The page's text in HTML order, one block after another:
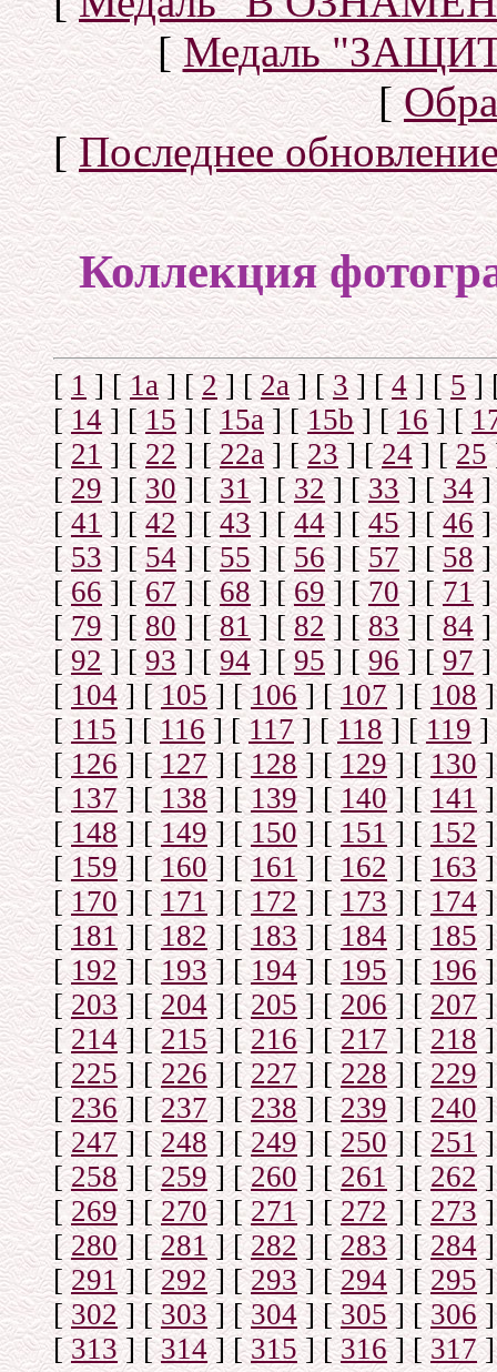
[Медаль
[
[Последнее
Коллекция
[1] [1а] [2] [2а] [3] [4] [5]
[14] [15] [15a] [15b] [16] [
[21] [22 ] [22a] [23] [24] [25
[29] [30] [31] [32] [33] [34]
[41] [42] [43] [44] [45] [46]
[53] [54] [55] [56] [57] [58]
[66] [67] [68] [69] [70] [71]
[79] [80] [81] [82] [83] [84]
[92] [93] [94] [95] [96] [97]
[104] [105] [106] [107] [108]
[115] [116] [117] [118] [119]
[126] [127] [128] [129] [130]
[137] [138] [139] [140] [141]
[148] [149] [150] [151] [152]
[159] [160] [161] [162] [ 163]
[170] [171] [172] [173] [174]
[181] [182] [183] [184] [185]
[192] [193] [194] [195] [196]
[203] [204] [205] [206] [207]
[214] [215] [216] [217] [ 218]
[225] [226] [227] [228] [229]
[236] [237] [238] [239] [240]
[247] [248] [249] [250] [251]
[258] [259] [260] [261] [262]
[269] [270] [271] [272] [273]
[280] [281] [282] [283] [284]
[291] [292] [293] [294] [ 295]
[302] [303] [304] [305] [306]
[313] [314] [315] [316] [317]